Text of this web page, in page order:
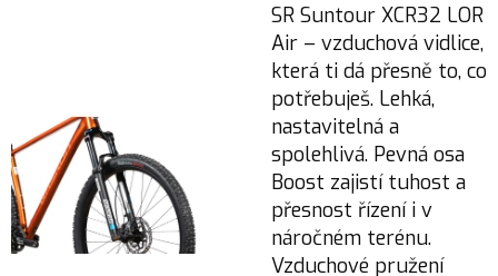
SR Suntour XCR32 LOR
Air – vzduchová vidlice,
která ti dá přesně to, co
potřebuješ. Lehká,
nastavitelná a
spolehlivá. Pevná osa
Boost zajistí tuhost a
přesnost řízení i v
náročném terénu.
Vzduchové pružení